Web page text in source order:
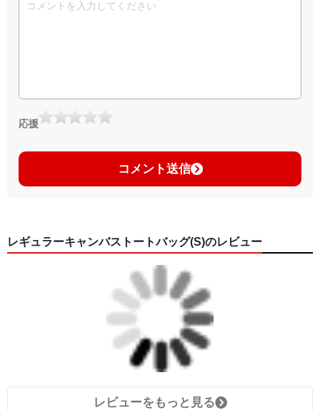
応援
コメント送信
レギュラーキャンバストートバッグ(S)のレビュー
レビューをもっと見る